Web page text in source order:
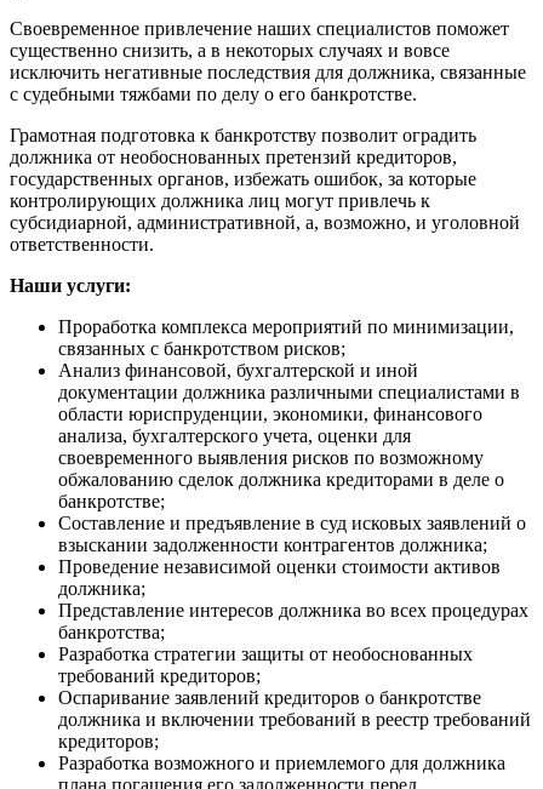
Своевременное привлечение наших специалистов поможет
существенно снизить, а в некоторых случаях и вовсе
исключить негативные последствия для должника, связанные
с судебными тяжбами по делу о его банкротстве.
Грамотная подготовка к банкротству позволит оградить
должника от необоснованных претензий кредиторов,
государственных органов, избежать ошибок, за которые
контролирующих должника лиц могут привлечь к
субсидиарной, административной, а, возможно, и уголовной
ответственности.
Наши услуги:
Проработка комплекса мероприятий по минимизации,
связанных с банкротством рисков;
Анализ финансовой, бухгалтерской и иной
документации должника различными специалистами в
области юриспруденции, экономики, финансового
анализа, бухгалтерского учета, оценки для
своевременного выявления рисков по возможному
обжалованию сделок должника кредиторами в деле о
банкротстве;
Составление и предъявление в суд исковых заявлений о
взыскании задолженности контрагентов должника;
Проведение независимой оценки стоимости активов
должника;
Представление интересов должника во всех процедурах
банкротства;
Разработка стратегии защиты от необоснованных
требований кредиторов;
Оспаривание заявлений кредиторов о банкротстве
должника и включении требований в реестр требований
кредиторов;
Разработка возможного и приемлемого для должника